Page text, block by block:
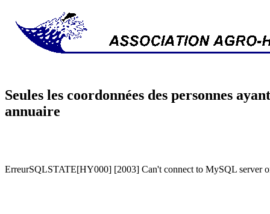
Seules les coordonnées des personnes
annuaire
ErreurSQLSTATE[HY000] [2003] Can't connect to MySQL server